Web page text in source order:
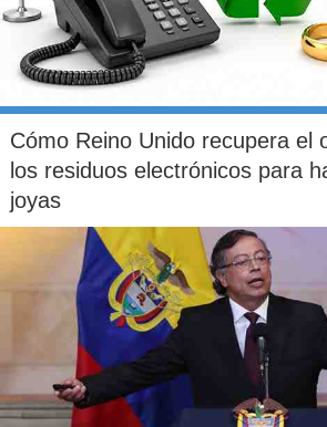
Cómo Reino Unido recupera el
los residuos electrónicos para
joyas